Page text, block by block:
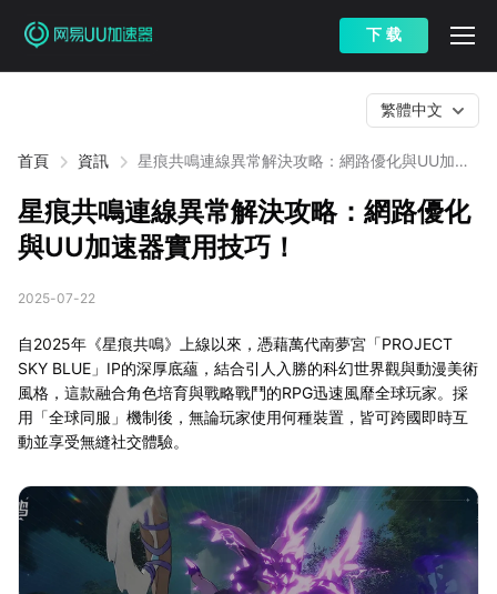
下 载
首頁 資訊
星痕共鳴連線異常解決攻略：網路優化與UU加速
繁體中文
星痕共鳴連線異常解決攻略：網路優化
與UU加速器實用技巧！
2025-07-22
自2025年《星痕共鳴》上線以來，憑藉萬代南夢宮「PROJECT
SKY BLUE」IP的深厚底蘊，結合引人入勝的科幻世界觀與動漫美術
風格，這款融合角色培育與戰略戰鬥的RPG迅速風靡全球玩家。採
用「全球同服」機制後，無論玩家使用何種裝置，皆可跨國即時互
動並享受無縫社交體驗。